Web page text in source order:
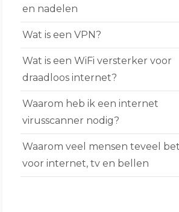
en nadelen
Wat is een VPN?
Wat is een WiFi versterker voor
draadloos internet?
Waarom heb ik een internet
virusscanner nodig?
Waarom veel mensen teveel
voor internet, tv en bellen